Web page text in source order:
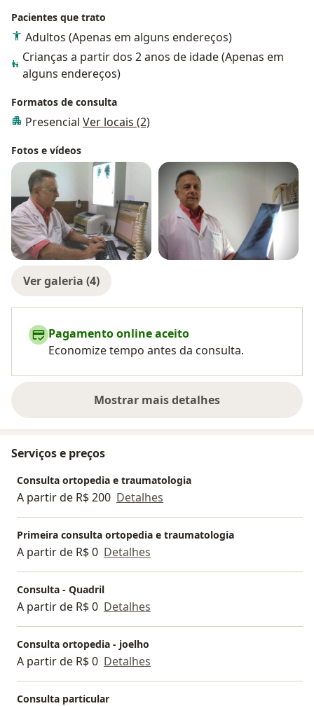
Pacientes que trato
Adultos (Apenas em alguns endereços)
Crianças a partir dos 2 anos de idade (Apenas em
alguns endereços)
Formatos de consulta
Presencial Ver locais (2)
Fotos e vídeos
Ver galeria (4)
Pagamento online aceito
Economize tempo antes da consulta.
Mostrar mais detalhes
sobre a experiência
Serviços e preços
Consulta ortopedia e traumatologia
A partir de R$ 200 Detalhes
Primeira consulta ortopedia e traumatologia
A partir de R$ 0 Detalhes
Consulta - Quadril
A partir de R$ 0 Detalhes
Consulta ortopedia - joelho
A partir de R$ 0 Detalhes
Consulta particular